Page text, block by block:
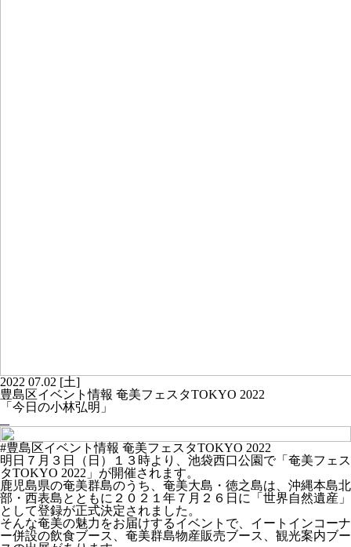
2022 07.02 [土]
豊島区イベント情報 奄美フェスタTOKYO 2022
「今日の小林弘明」
#豊島区イベント情報 奄美フェスタTOKYO 2022
明日７月３日（日）１３時より、池袋西口公園で「奄美フェス
タTOKYO 2022」が開催されます。
鹿児島県の奄美群島のうち、奄美大島・徳之島は、沖縄本島北
部・西表島とともに２０２１年７月２６日に「世界自然遺産」
として登録が正式決定されました。
そんな奄美の魅力をお届けするイベントで、イートインコーナ
ー併設の飲食ブース、奄美群島物産販売ブース、観光案内ブー